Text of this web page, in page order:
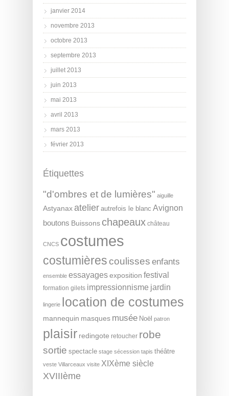
janvier 2014
novembre 2013
octobre 2013
septembre 2013
juillet 2013
juin 2013
mai 2013
avril 2013
mars 2013
février 2013
Étiquettes
"d'ombres et de lumières" aiguille
Astyanax atelier autrefois le blanc Avignon
boutons Buissons chapeaux château
CNCS costumes
costumières coulisses enfants
ensemble essayagesexposition festival
formation gilets impressionnisme jardin
lingerie location de costumes
mannequin masques musée Noël patron
plaisir redingote retoucher robe
sortie spectacle stage sécession tapis théâtre
veste Villarceaux visite XIXème siècle
XVIIIème